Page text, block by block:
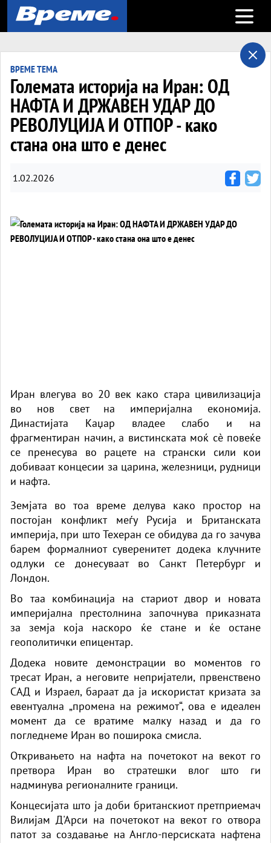
Open
ВРЕМЕ ТЕМА
Големата историја на Иран: ОД
НАФТА И ДРЖАВЕН УДАР ДО
РЕВОЛУЦИЈА И ОТПОР - како
стана она што е денес
1.02.2026
Иран влегува во 20 век како стара цивилизација
во нов свет на империјална економија.
Династијата Каџар владее слабо и на
фрагментиран начин, а вистинската моќ сè повеќе
се пренесува во рацете на странски сили кои
добиваат концесии за царина, железници, рудници
и нафта.
Земјата во тоа време делува како простор на
постојан конфликт меѓу Русија и Британската
империја, при што Техеран се обидува да го зачува
барем формалниот суверенитет додека клучните
одлуки се донесуваат во Санкт Петербург и
Лондон.
Во таа комбинација на стариот двор и новата
империјална престолнина започнува приказната
за земја која наскоро ќе стане и ќе остане
геополитички епицентар.
Додека новите демонстрации во моментов го
тресат Иран, а неговите непријатели, првенствено
САД и Израел, бараат да ја искористат кризата за
евентуална „промена на режимот“, ова е идеален
момент да се вратиме малку назад и да го
погледнеме Иран во поширока смисла.
Откривањето на нафта на почетокот на векот го
претвора Иран во стратешки влог што ги
надминува регионалните граници.
Концесијата што ја доби британскиот претприемач
Вилијам Д'Арси на почетокот на векот го отвора
патот за создавање на Англо-персиската нафтена